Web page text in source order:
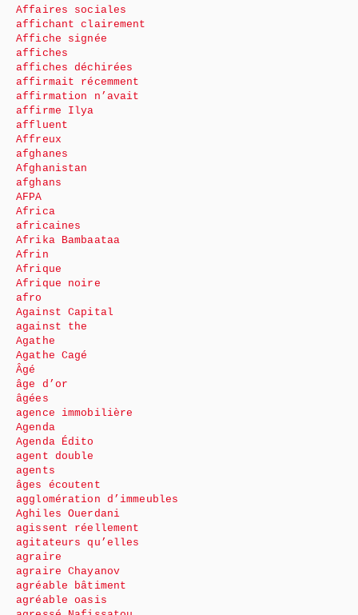
Affaires sociales
affichant clairement
Affiche signée
affiches
affiches déchirées
affirmait récemment
affirmation n’avait
affirme Ilya
affluent
Affreux
afghanes
Afghanistan
afghans
AFPA
Africa
africaines
Afrika Bambaataa
Afrin
Afrique
Afrique noire
afro
Against Capital
against the
Agathe
Agathe Cagé
Âgé
âge d’or
âgées
agence immobilière
Agenda
Agenda Édito
agent double
agents
âges écoutent
agglomération d’immeubles
Aghiles Ouerdani
agissent réellement
agitateurs qu’elles
agraire
agraire Chayanov
agréable bâtiment
agréable oasis